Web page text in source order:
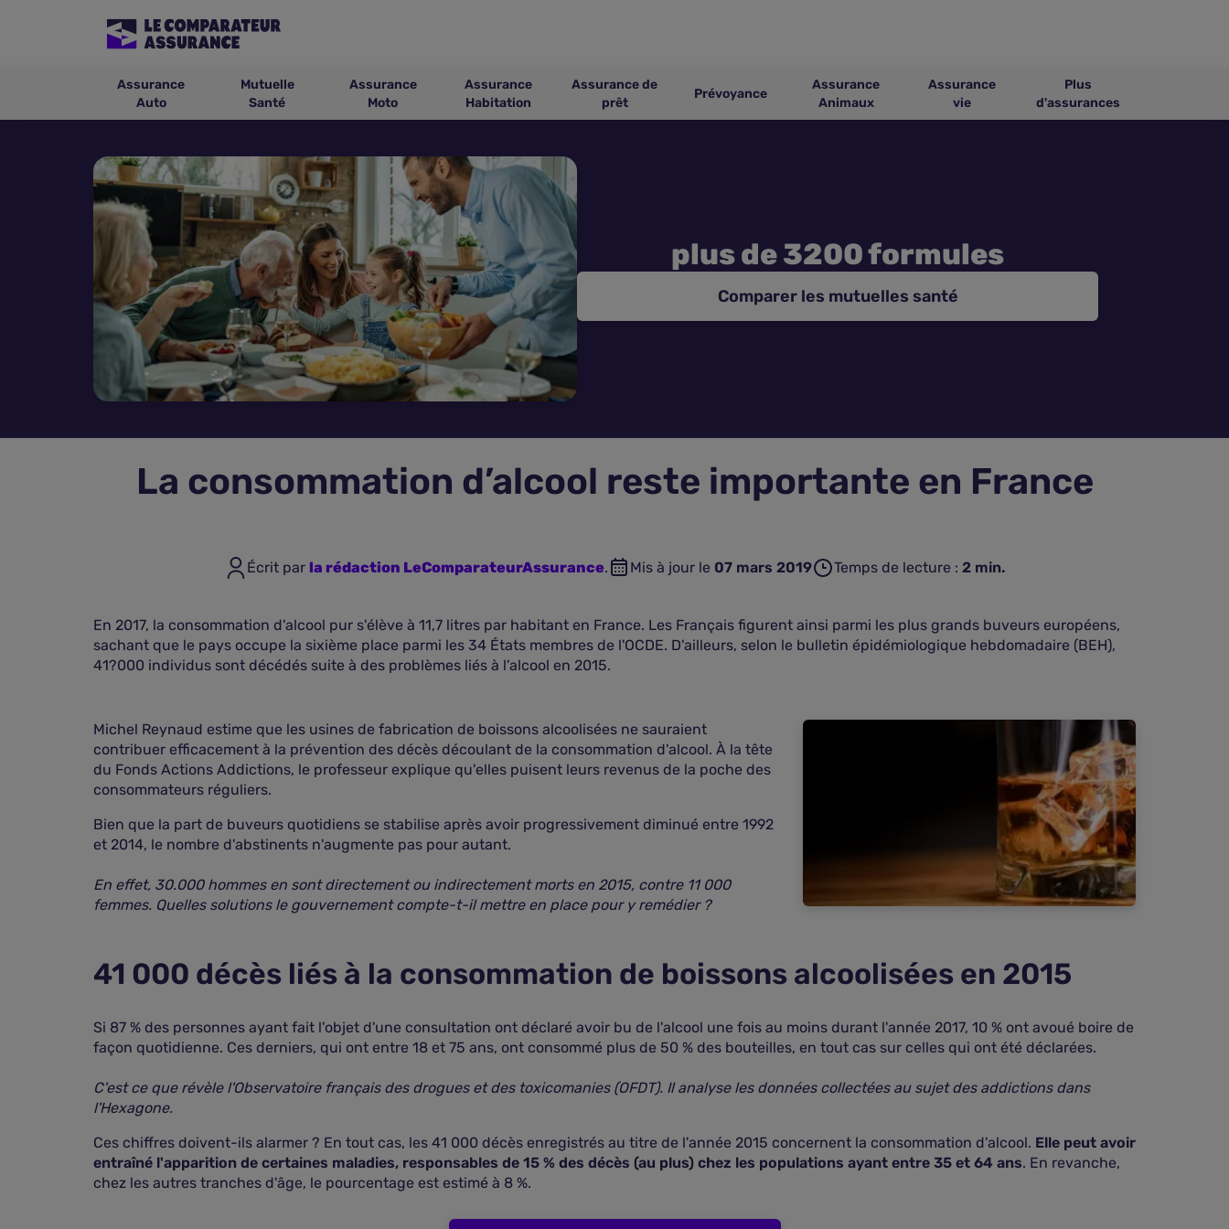
Assurance
Auto
Mutuelle
Santé
Assurance
Moto
Assurance
Habitation
Assurance de
prêt
Prévoyance
Assurance
Animaux
Assurance
vie
Plus
d'assurances
plus de 3200 formules
Comparer les mutuelles santé
La consommation d’alcool reste importante en France
Écrit par la rédaction LeComparateurAssurance. Mis à jour le 07 mars 2019 Temps de lecture : 2min.
En 2017, la consommation d'alcool pur s'élève à 11,7 litres par habitant en France. Les Français figurent ainsi parmi les plus grands buveurs européens,
sachant que le pays occupe la sixième place parmi les 34 États membres de l'OCDE. D'ailleurs, selon le bulletin épidémiologique hebdomadaire (BEH),
41?000 individus sont décédés suite à des problèmes liés à l'alcool en 2015.
Michel Reynaud estime que les usines de fabrication de boissons alcoolisées ne sauraient
contribuer efficacement à la prévention des décès découlant de la consommation d'alcool. À la tête
du Fonds Actions Addictions, le professeur explique qu'elles puisent leurs revenus de la poche des
consommateurs réguliers.
Bien que la part de buveurs quotidiens se stabilise après avoir progressivement diminué entre 1992
et 2014, le nombre d'abstinents n'augmente pas pour autant.
En effet, 30.000 hommes en sont directement ou indirectement morts en 2015, contre 11 000
femmes. Quelles solutions le gouvernement compte-t-il mettre en place pour y remédier ?
41 000 décès liés à la consommation de boissons alcoolisées en 2015
Si 87 % des personnes ayant fait l'objet d'une consultation ont déclaré avoir bu de l'alcool une fois au moins durant l'année 2017, 10 % ont avoué boire de
façon quotidienne. Ces derniers, qui ont entre 18 et 75 ans, ont consommé plus de 50 % des bouteilles, en tout cas sur celles qui ont été déclarées.
C'est ce que révèle l'Observatoire français des drogues et des toxicomanies (OFDT). Il analyse les données collectées au sujet des addictions dans
l'Hexagone.
Ces chiffres doivent-ils alarmer ? En tout cas, les 41 000 décès enregistrés au titre de l'année 2015 concernent la consommation d'alcool. Elle peut avoir
entraîné l'apparition de certaines maladies, responsables de 15 % des décès (au plus) chez les populations ayant entre 35 et 64 ans. En revanche,
chez les autres tranches d'âge, le pourcentage est estimé à 8 %.